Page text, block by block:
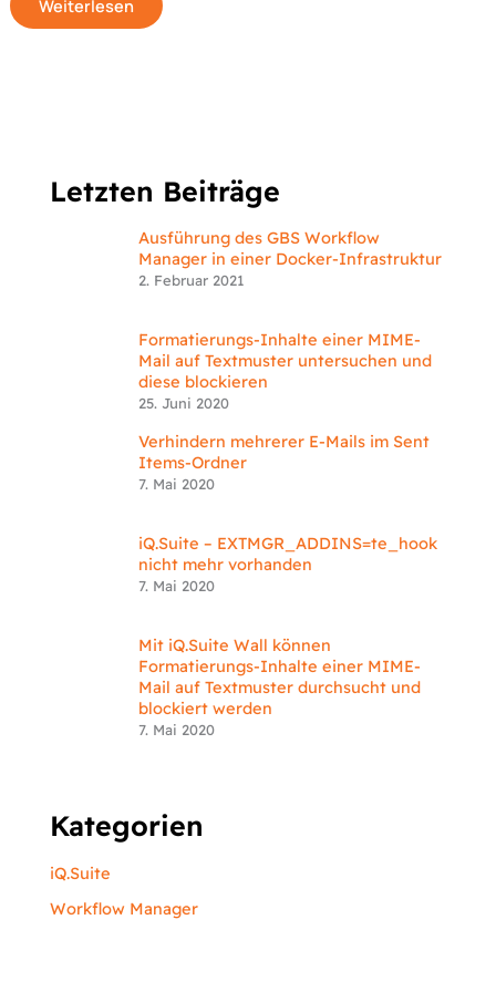
Weiterlesen
Letzten Beiträge
Ausführung des GBS Workflow
Manager in einer Docker-Infrastruktur
2. Februar 2021
Formatierungs-Inhalte einer MIME-
Mail auf Textmuster untersuchen und
diese blockieren
25. Juni 2020
Verhindern mehrerer E-Mails im Sent
Items-Ordner
7. Mai 2020
iQ.Suite – EXTMGR_ADDINS=te_hook
nicht mehr vorhanden
7. Mai 2020
Mit iQ.Suite Wall können
Formatierungs-Inhalte einer MIME-
Mail auf Textmuster durchsucht und
blockiert werden
7. Mai 2020
Kategorien
iQ.Suite
Workflow Manager